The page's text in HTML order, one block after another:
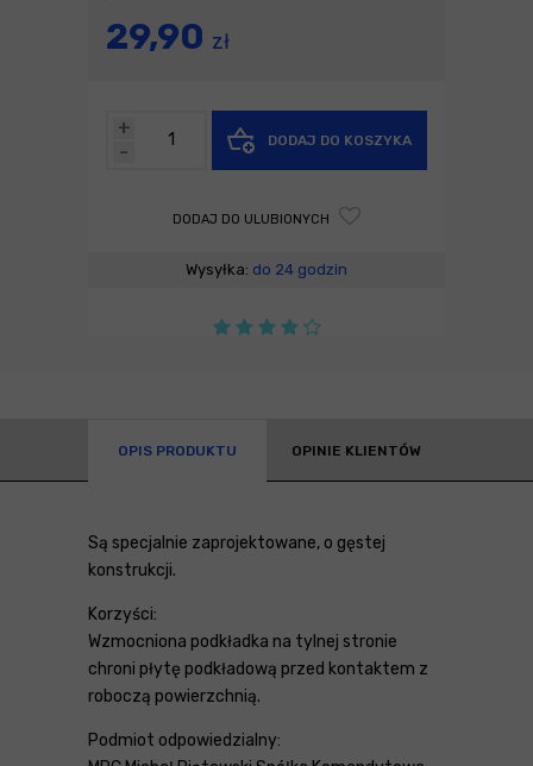
29,90 zł
-
+
DODAJ DO KOSZYKA
DODAJ DO ULUBIONYCH
Wysyłka: do 24 godzin
OPIS PRODUKTU OPINIE KLIENTÓW
Są specjalnie zaprojektowane, o gęstej
konstrukcji.
Korzyści:
Wzmocniona podkładka na tylnej stronie
chroni płytę podkładową przed kontaktem z
roboczą powierzchnią.
Podmiot odpowiedzialny: